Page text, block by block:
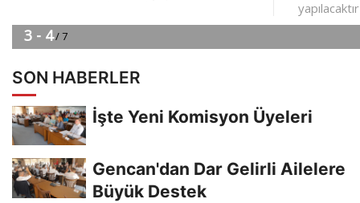
SON HABERLER
İşte Yeni Komisyon Üyeleri
Gencan'dan Dar Gelirli Ailelere
Büyük Destek